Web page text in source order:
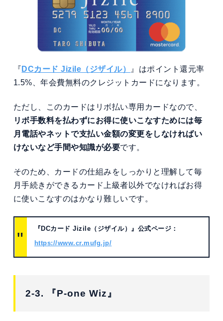
『 DCカード Jizile（ジザイル）
』はポイント還元率
1.5%、年会費無料のクレジットカードになります。
ただし、このカードはリボ払い専用カードなので、
リボ手数料を払わずにお得に使いこなすためには毎
月電話やネットで支払い金額の変更をしなければい
けないなど手間や知識が必要です。
そのため、カードの仕組みをしっかりと理解して毎
月手続きができるカード上級者以外でなければお得
に使いこなすのはかなり難しいです。
『DCカード Jizile（ジザイル）』公式ページ：
https://www.cr.mufg.jp/
2-3. 『P-one Wiz』